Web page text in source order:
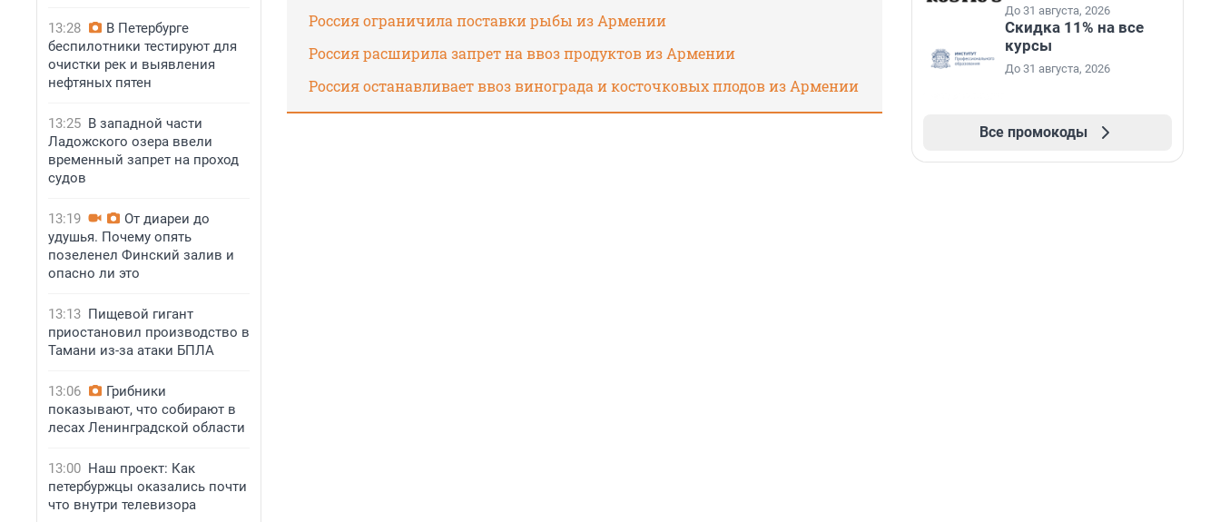
13:28
В Петербурге
беспилотники тестируют для
очистки рек и выявления
нефтяных пятен
13:25 В западной части
Ладожского озера ввели
временный запрет на проход
судов
13:19
От диареи до
удушья. Почему опять
позеленел Финский залив и
опасно ли это
13:13 Пищевой гигант
приостановил производство в
Тамани из-за атаки БПЛА
13:06
Грибники
показывают, что собирают в
лесах Ленинградской области
13:00 Наш проект: Как
петербуржцы оказались почти
что внутри телевизора
Россия ограничила поставки рыбы из Армении
Россия расширила запрет на ввоз продуктов из Армении
Россия останавливает ввоз винограда и косточковых плодов из Армении
До 31 августа, 2026
Скидка 11% на все
курсы
До 31 августа, 2026
Все промокоды